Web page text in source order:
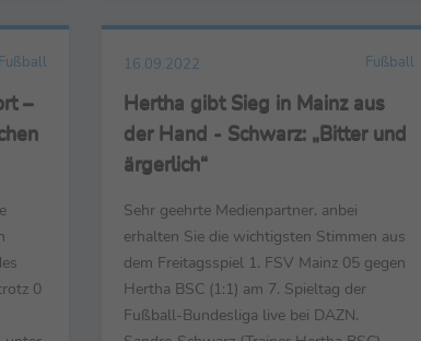
Fußball
–
0
16.09.2022 Fußball
Hertha gibt Sieg in Mainz aus
der Hand - Schwarz: „Bitter und
ärgerlich“
Sehr geehrte Medienpartner, anbei
erhalten Sie die wichtigsten Stimmen aus
dem Freitagsspiel 1. FSV Mainz 05 gegen
Hertha BSC (1:1) am 7. Spieltag der
Fußball-Bundesliga live bei DAZN.